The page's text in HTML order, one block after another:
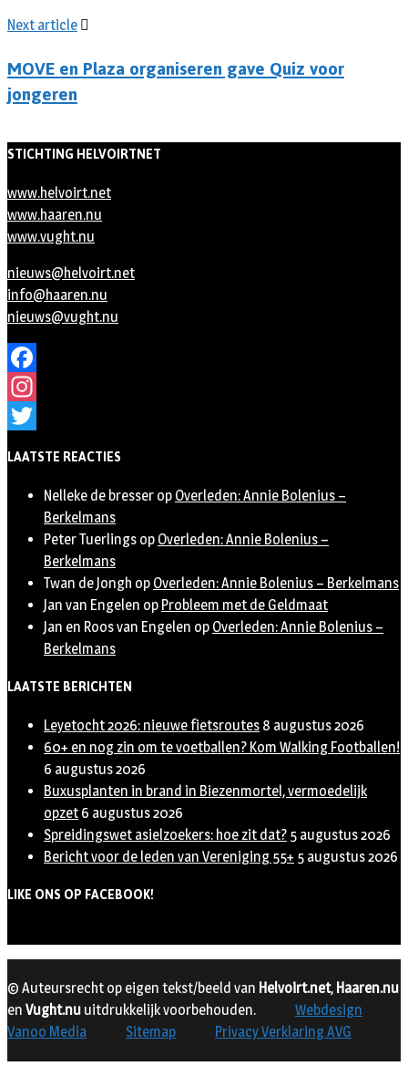
Next article
MOVE en Plaza organiseren gave Quiz voor
jongeren
STICHTING HELVOIRTNET
www.helvoirt.net
www.haaren.nu
www.vught.nu
nieuws@helvoirt.net
info@haaren.nu
nieuws@vught.nu
Facebook
Instagram
LAATSTE REACTIES
Nelleke de bresser op Overleden: Annie Bolenius –
Berkelmans
Peter Tuerlings op Overleden: Annie Bolenius –
Berkelmans
Twan de Jongh op Overleden: Annie Bolenius – Berkelmans
Jan van Engelen op Probleem met de Geldmaat
Jan en Roos van Engelen op Overleden: Annie Bolenius –
Berkelmans
LAATSTE BERICHTEN
Leyetocht 2026: nieuwe fietsroutes 8 augustus 2026
60+ en nog zin om te voetballen? Kom Walking Footballen!
6 augustus 2026
Buxusplanten in brand in Biezenmortel, vermoedelijk
opzet 6 augustus 2026
Spreidingswet asielzoekers: hoe zit dat? 5 augustus 2026
Bericht voor de leden van Vereniging 55+ 5 augustus 2026
LIKE ONS OP FACEBOOK!
© Auteursrecht op eigen tekst/beeld van Helvoirt.net, Haaren.nu
en Vught.nu uitdrukkelijk voorbehouden.
Webdesign
Vanoo Media
Sitemap Privacy Verklaring AVG